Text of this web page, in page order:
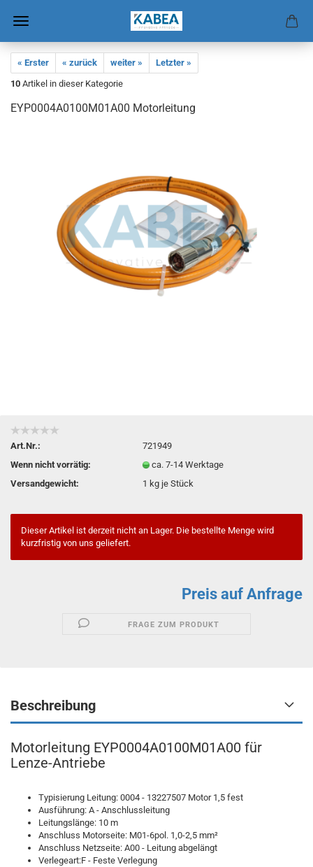
« Erster « zurück weiter »
Letzter »
10 Artikel in dieser Kategorie
EYP0004A0100M01A00 Mo­tor­lei­tung
Art.Nr.:
721949
Wenn nicht vorrätig:
ca. 7-14 Werktage
Versandgewicht:
1 kg je Stück
Dieser Artikel ist derzeit nicht an Lager. Die bestellte Menge wird
kurzfristig von uns geliefert.
Preis auf Anfrage
FRAGE ZUM PRODUKT
Beschreibung
Motorleitung EYP0004A0100M01A00 für
Lenze-Antriebe
Typisierung Leitung: 0004 - 13227507 Motor 1,5 fest
Ausführung: A - Anschlussleitung
Leitungslänge: 10 m
Anschluss Motorseite: M01-6pol. 1,0-2,5 mm²
Anschluss Netzseite: A00 - Leitung abgelängt
Verlegeart:F - Feste Verlegung